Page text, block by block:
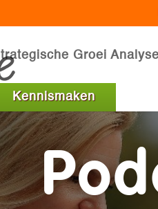
Groei Analyse
Kennismaken